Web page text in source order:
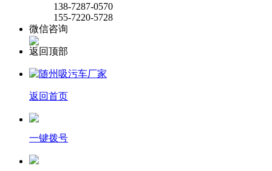
138-7287-0570
155-7220-5728
微信咨询
返回顶部
返回首页
一键拨号